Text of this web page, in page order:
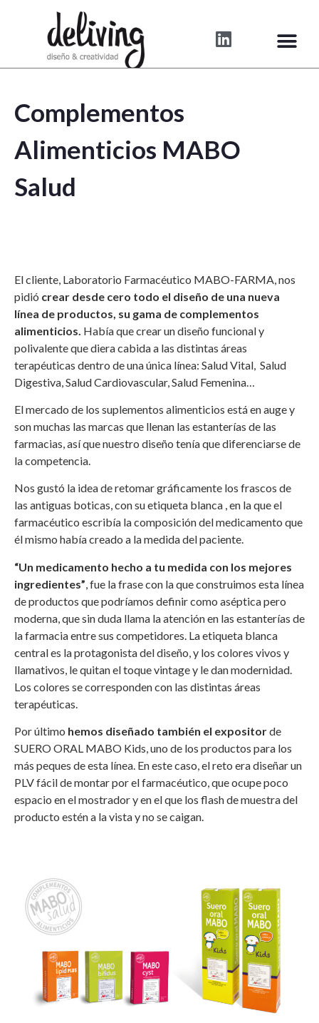
Complementos
Alimenticios MABO
Salud
El cliente, Laboratorio Farmacéutico MABO-FARMA, nos
pidió crear desde cero todo el diseño de una nueva
línea de productos, su gama de complementos
alimenticios. Había que crear un diseño funcional y
polivalente que diera cabida a las distintas áreas
terapéuticas dentro de una única línea: Salud Vital, Salud
Digestiva, Salud Cardiovascular, Salud Femenina…
El mercado de los suplementos alimenticios está en auge y
son muchas las marcas que llenan las estanterías de las
farmacias, así que nuestro diseño tenía que diferenciarse de
la competencia.
Nos gustó la idea de retomar gráficamente los frascos de
las antiguas boticas, con su etiqueta blanca , en la que el
farmacéutico escribía la composición del medicamento que
él mismo había creado a la medida del paciente.
“Un medicamento hecho a tu medida con los mejores
ingredientes” , fue la frase con la que construimos esta línea
de productos que podríamos definir como aséptica pero
moderna, que sin duda llama la atención en las estanterías de
la farmacia entre sus competidores. La etiqueta blanca
central es la protagonista del diseño, y los colores vivos y
llamativos, le quitan el toque vintage y le dan modernidad.
Los colores se corresponden con las distintas áreas
terapéuticas.
Por último hemos diseñado también el expositorde
SUERO ORAL MABO Kids, uno de los productos para los
más peques de esta línea. En este caso, el reto era diseñar un
PLV fácil de montar por el farmacéutico, que ocupe poco
espacio en el mostrador y en el que los flash de muestra del
producto estén a la vista y no se caigan.